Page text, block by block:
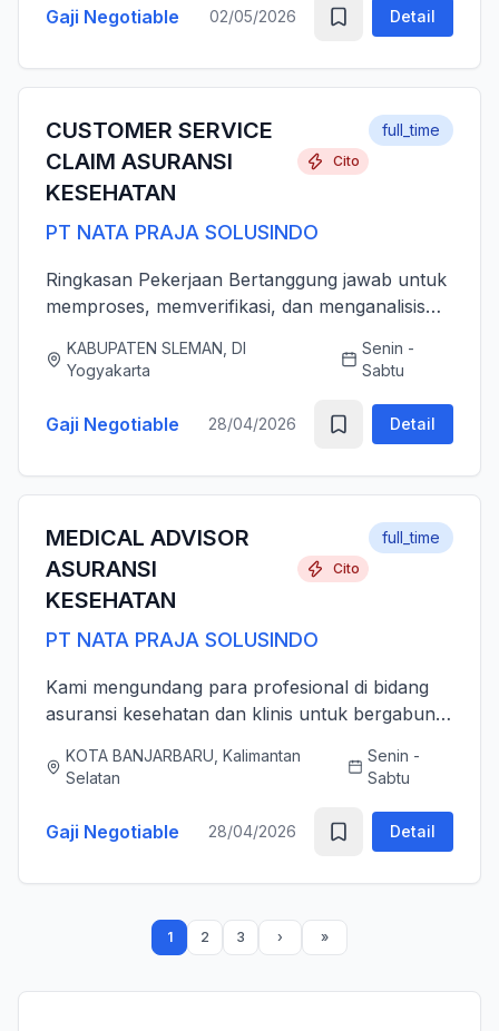
Gaji Negotiable 02/05/2026 Detail
CUSTOMER SERVICE
CLAIM ASURANSI
KESEHATAN
Cito
PT NATA PRAJA SOLUSINDO
full_time
Ringkasan Pekerjaan Bertanggung jawab untuk
memproses, memverifikasi, dan menganalisis
dan rawat jalan) secara akurat, tepat waktu,
serta sesuai dengan ...
KABUPATEN SLEMAN, DI
Yogyakarta
Senin -
Sabtu
Gaji Negotiable 28/04/2026 Detail
MEDICAL ADVISOR
ASURANSI
KESEHATAN
Cito
PT NATA PRAJA SOLUSINDO
full_time
Kami mengundang para profesional di bidang
asuransi kesehatan dan klinis untuk bergabung
(Senior Officer) untuk memperkuat layanan
KOTA BANJARBARU, Kalimantan
Selatan
Senin -
Sabtu
Gaji Negotiable 28/04/2026 Detail
1 2 3